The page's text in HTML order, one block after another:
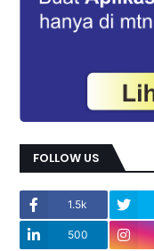
FOLLOW US
1.5k
500